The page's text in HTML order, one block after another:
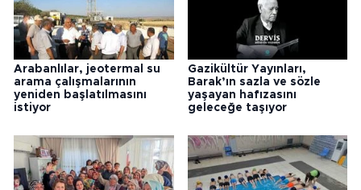
Arabanlılar, jeotermal su
arama çalışmalarının
yeniden başlatılmasını
istiyor
Gazikültür Yayınları,
Barak’ın sazla ve sözle
yaşayan hafızasını
geleceğe taşıyor